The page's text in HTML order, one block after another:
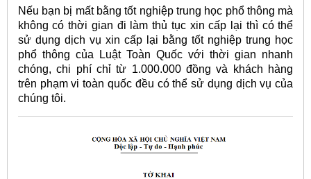
Nếu bạn bị mất bằng tốt nghiệp trung học phổ thông mà
không có thời gian đi làm thủ tục xin cấp lại thì có thể
sử dụng dịch vụ xin cấp lại bằng tốt nghiệp trung học
phổ thông của Luật Toàn Quốc với thời gian nhanh
chóng, chi phí chỉ từ 1.000.000 đồng và khách hàng
trên phạm vi toàn quốc đều có thể sử dụng dịch vụ của
chúng tôi.